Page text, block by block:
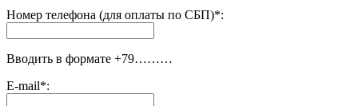
Номер телефона (для оплаты по СБП)*:
Вводить в формате +79………
E-mail*: